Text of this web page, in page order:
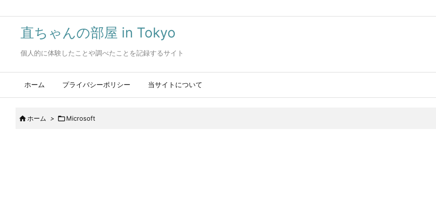
直ちゃんの部屋 in Tokyo
個人的に体験したことや調べたことを記録するサイト
ホーム プライバシーポリシー 当サイトについて
 ホーム > Microsoft